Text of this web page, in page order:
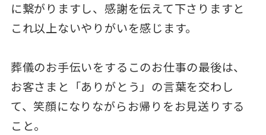
に繋がりますし、感謝を伝えて下さりますと
これ以上ないやりがいを感じます。
葬儀のお手伝いをするこのお仕事の最後は、
お客さまと「ありがとう」の言葉を交わし
て、笑顔になりながらお帰りをお見送りする
こと。